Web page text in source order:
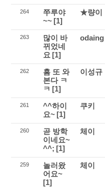
264
쭈루야
~~ [1]
★량이
263
많이 바
뀌었네
요 [1]
odaing
262
흠 또 와
본다 ㅋ
ㅋ [1]
이성규
261
^^하이
요~ [1]
쿠키
260
곧 방학
이네요~
^^; [1]
체이
259
놀러왔
어요~
[1]
체이